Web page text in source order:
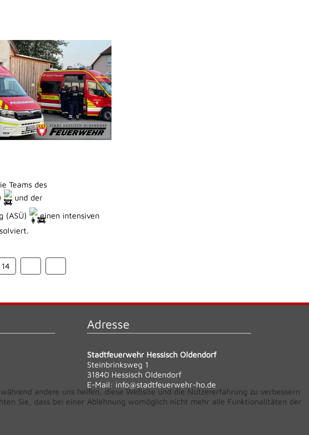
Teams des
und der
(ASÜ)
einen intensiven
14
Adresse
Stadtfeuerwehr Hessisch Oldendorf
Steinbrinksweg 1
31840 Hessisch Oldendorf
E-Mail: info@stadtfeuerwehr-ho.de
andere uns helfen, diese Website und die Nutzererfahrung zu verbessern
Sie, dass bei einer Ablehnung womöglich nicht mehr alle Funktionalitäten der